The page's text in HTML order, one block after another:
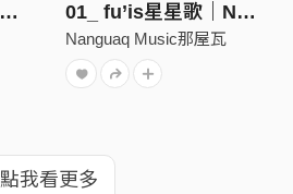
01_ fu’is星星歌｜Natsuko 夏子
Nanguaq Music那屋瓦
點我看更多